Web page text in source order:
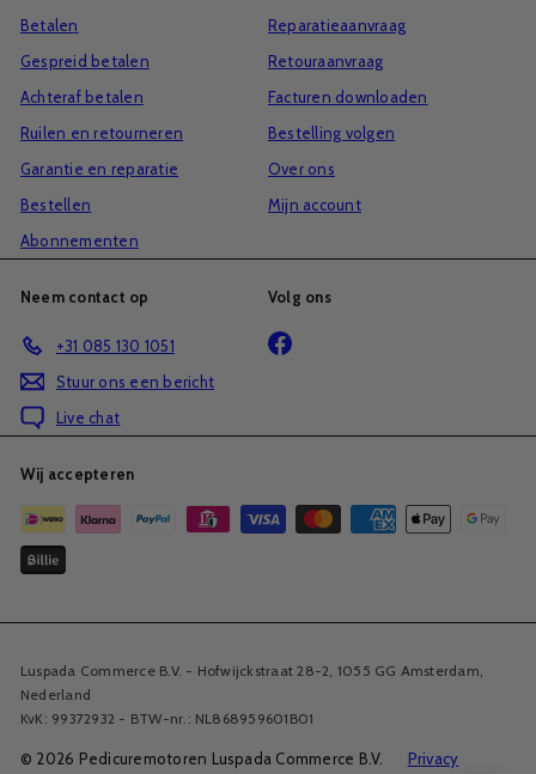
Betalen
Gespreid betalen
Achteraf betalen
Ruilen en retourneren
Garantie en reparatie
Bestellen
Abonnementen
Reparatieaanvraag
Retouraanvraag
Facturen downloaden
Bestelling volgen
Over ons
Mijn account
Neem contact op
+31 085 130 1051
Stuur ons een bericht
Live chat
Volg ons
Facebook
Wij accepteren
Luspada Commerce B.V. - Hofwijckstraat 28-2, 1055 GG Amsterdam,
Nederland
KvK: 99372932 - BTW-nr.: NL868959601B01
© 2026 Pedicuremotoren Luspada Commerce B.V. Privacy